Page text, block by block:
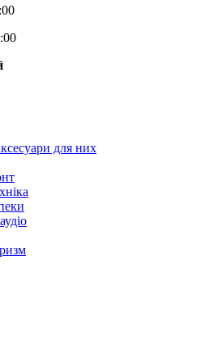
для них